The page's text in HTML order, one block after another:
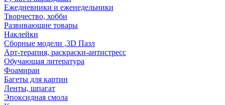
Ежедневники и еженедельники
Творчество, хобби
Развивающие товары
Наклейки
Сборные модели ,3D Пазл
Арт-терапия, раскраски-антистресс
Обучающая литература
Фоамиран
Багеты для картин
Ленты, шпагат
Эпоксидная смола